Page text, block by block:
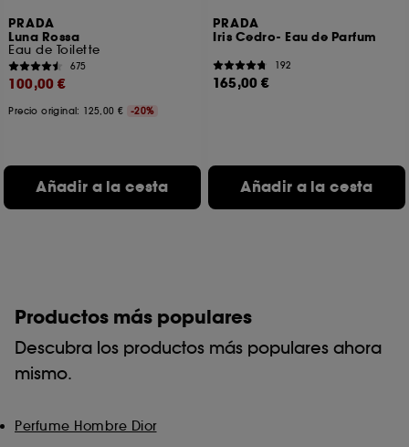
PRADA
Luna Rossa
Eau de Toilette
675
100,00 €
Precio original: 125,00 € -20%
Añadir a la cesta
PRADA
Iris Cedro- Eau de Parfum
192
165,00 €
Añadir a la cesta
Productos más populares
Descubra los productos más populares ahora
mismo.
Perfume Hombre Dior
cookies utilizadas, haz clic
aquí.